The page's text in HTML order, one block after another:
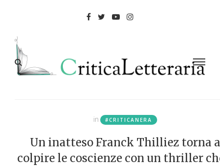
in #CRITICANERA
Un inatteso Franck Thilliez torna a
colpire le coscienze con un thriller